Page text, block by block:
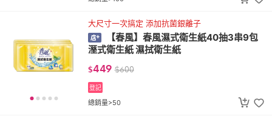
大尺寸一次搞定 添加抗菌銀離子
【春風】春風濕式衛生紙40抽3串9包
溼式衛生紙 濕拭衛生紙
$449 $600
總銷量>50
登記